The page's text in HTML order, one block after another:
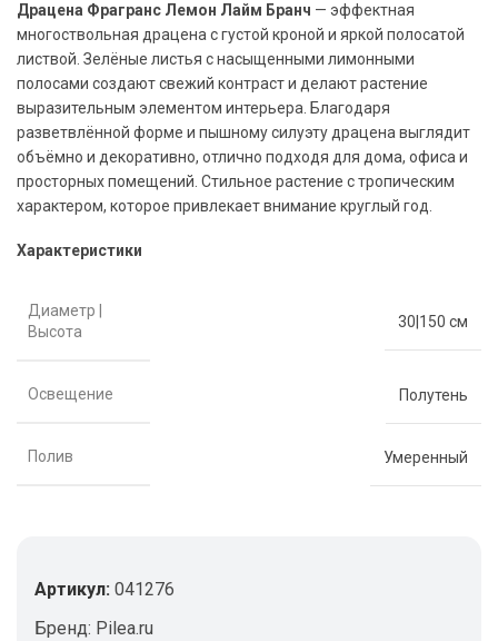
Драцена Фрагранс Лемон Лайм Бранч — эффектная
многоствольная драцена с густой кроной и яркой полосатой
листвой. Зелёные листья с насыщенными лимонными
полосами создают свежий контраст и делают растение
выразительным элементом интерьера. Благодаря
разветвлённой форме и пышному силуэту драцена выглядит
объёмно и декоративно, отлично подходя для дома, офиса и
просторных помещений. Стильное растение с тропическим
характером, которое привлекает внимание круглый год.
Характеристики
Диаметр |
Высота
30|150 см
Освещение Полутень
Полив Умеренный
Артикул: 041276
Бренд: Pilea.ru